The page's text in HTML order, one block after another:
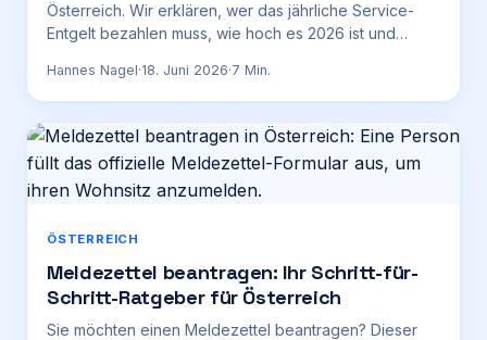
Österreich. Wir erklären, wer das jährliche Service-
Entgelt bezahlen muss, wie hoch es 2026 ist und
Hannes Nagel·18. Juni 2026·7 Min.
ÖSTERREICH
Meldezettel beantragen: Ihr Schritt-für-
Schritt-Ratgeber für Österreich
Sie möchten einen Meldezettel beantragen? Dieser